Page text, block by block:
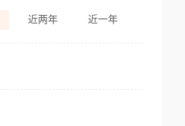
近两年 近一年